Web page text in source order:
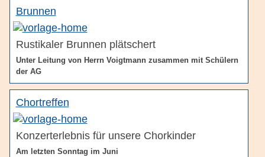
Brunnen
Rustikaler Brunnen plätschert
Unter Leitung von Herrn Voigtmann zusammen mit Schülern
der AG
Chortreffen
Konzerterlebnis für unsere Chorkinder
Am letzten Sonntag im Juni